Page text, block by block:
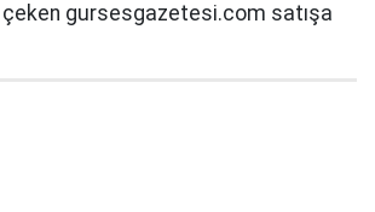
çeken gursesgazetesi.com satışa